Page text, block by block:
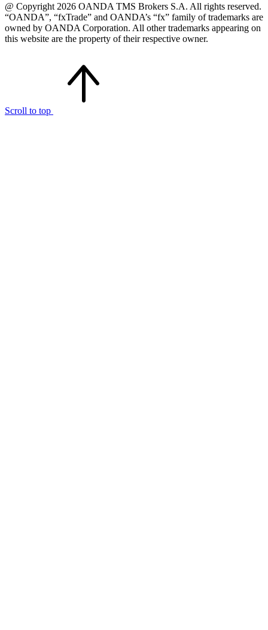
@ Copyright 2026 OANDA TMS Brokers S.A. All rights reserved.
“OANDA”, “fxTrade” and OANDA’s “fx” family of trademarks are
owned by OANDA Corporation. All other trademarks appearing on
this website are the property of their respective owner.
Scroll to top